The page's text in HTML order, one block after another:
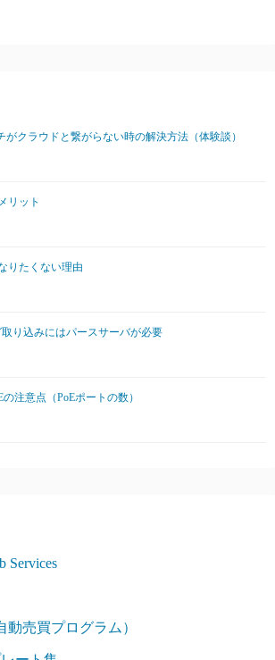
がクラウドと繋がらない時の解決方法（体験談）
リット
りたくない理由
り込みにはパースサーバが必要
の注意点（PoEポートの数）
Services
売買プログラム）